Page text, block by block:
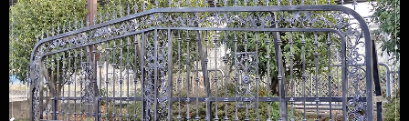
DESIGN｜デザイン名
MATERIAL｜素材別
CONTACT｜お問合せ